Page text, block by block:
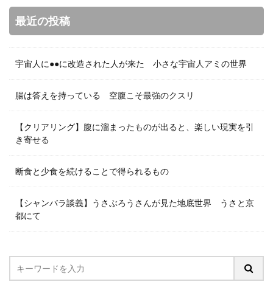
最近の投稿
宇宙人に●●に改造された人が来た 小さな宇宙人アミの世界
腸は答えを持っている 空腹こそ最強のクスリ
【クリアリング】腹に溜まったものが出ると、楽しい現実を引
き寄せる
断食と少食を続けることで得られるもの
【シャンバラ談義】うさぶろうさんが見た地底世界 うさと京
都にて